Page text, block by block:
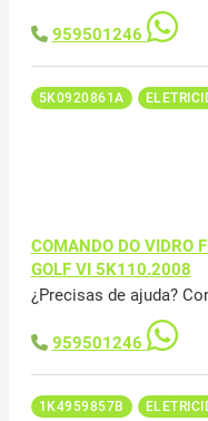
959501246
5K0920861A
COMANDO DO VIDRO
GOLF VI 5K110.2008
¿Precisas de ajuda?
959501246
1K4959857B